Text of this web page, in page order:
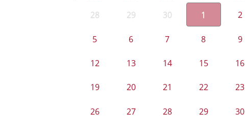
28 29 30 1 2
5 6 7 8 9
12 13 14 15 16
19 20 21 22 23
26 27 28 29 30